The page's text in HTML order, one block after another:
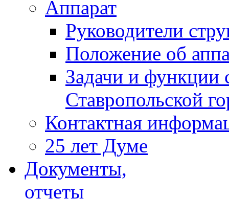
Аппарат
Руководители
Положение об
Задачи и функции
Ставропольской
Контактная
25 лет Думе
Документы,
отчеты